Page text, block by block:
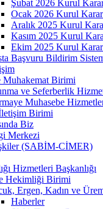
Şubat 2026 Kurul
Ocak 2026 Kurul
Aralık 2025 Kurul
Kasım 2025 Kurul
Ekim 2025 Kurul
Başvuru Bildirim
Muhakemat Birimi
ve Seferberlik
Muhasebe
Birimi
Biz
Merkezi
(SABİM-CİMER)
Hizmetleri Başkanlığı
Hekimliği Birimi
Ergen, Kadın ve
Haberler